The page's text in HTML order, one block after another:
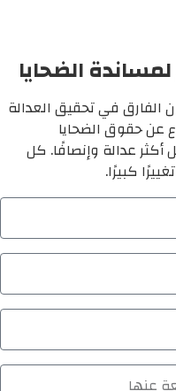
الضحايا
الفارق في تحقيق العدالة
عن حقوق الضحايا
عدالة وإنصافًا. كل
كبيرًا.